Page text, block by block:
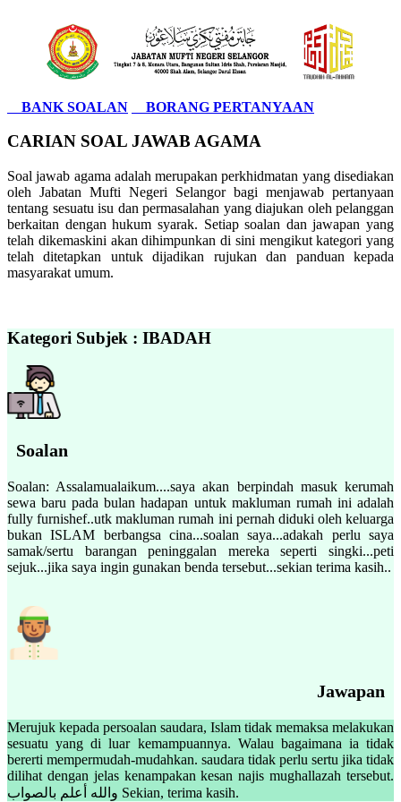
BANK SOALAN BORANG PERTANYAAN
CARIAN SOAL JAWAB AGAMA
Soal jawab agama adalah merupakan perkhidmatan yang disediakan
oleh Jabatan Mufti Negeri Selangor bagi menjawab pertanyaan
tentang sesuatu isu dan permasalahan yang diajukan oleh pelanggan
berkaitan dengan hukum syarak. Setiap soalan dan jawapan yang
telah dikemaskini akan dihimpunkan di sini mengikut kategori yang
telah ditetapkan untuk dijadikan rujukan dan panduan kepada
masyarakat umum.
Kategori Subjek : IBADAH
Soalan
Soalan: Assalamualaikum....saya akan berpindah masuk kerumah
sewa baru pada bulan hadapan untuk makluman rumah ini adalah
fully furnishef..utk makluman rumah ini pernah diduki oleh keluarga
bukan ISLAM berbangsa cina...soalan saya...adakah perlu saya
samak/sertu barangan peninggalan mereka seperti singki...peti
sejuk...jika saya ingin gunakan benda tersebut...sekian terima kasih..
Jawapan
Merujuk kepada persoalan saudara, Islam tidak memaksa melakukan
sesuatu yang di luar kemampuannya. Walau bagaimana ia tidak
bererti mempermudah-mudahkan. saudara tidak perlu sertu jika tidak
dilihat dengan jelas kenampakan kesan najis mughallazah tersebut.
والله أعلم بالصواب Sekian, terima kasih.